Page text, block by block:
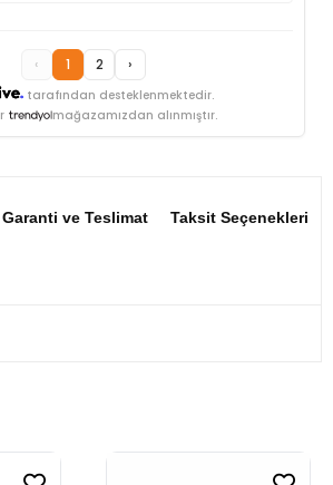
tarafından desteklenmektedir.
‹ 1 2 ›
mağazamızdan alınmıştır.
Garanti ve Teslimat Taksit Seçenekleri